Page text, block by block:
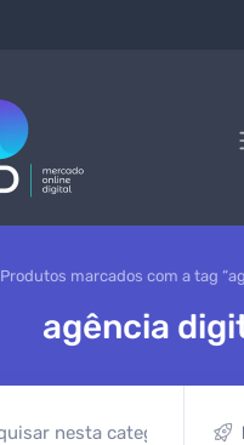
Produtos marcados com a tag
agência